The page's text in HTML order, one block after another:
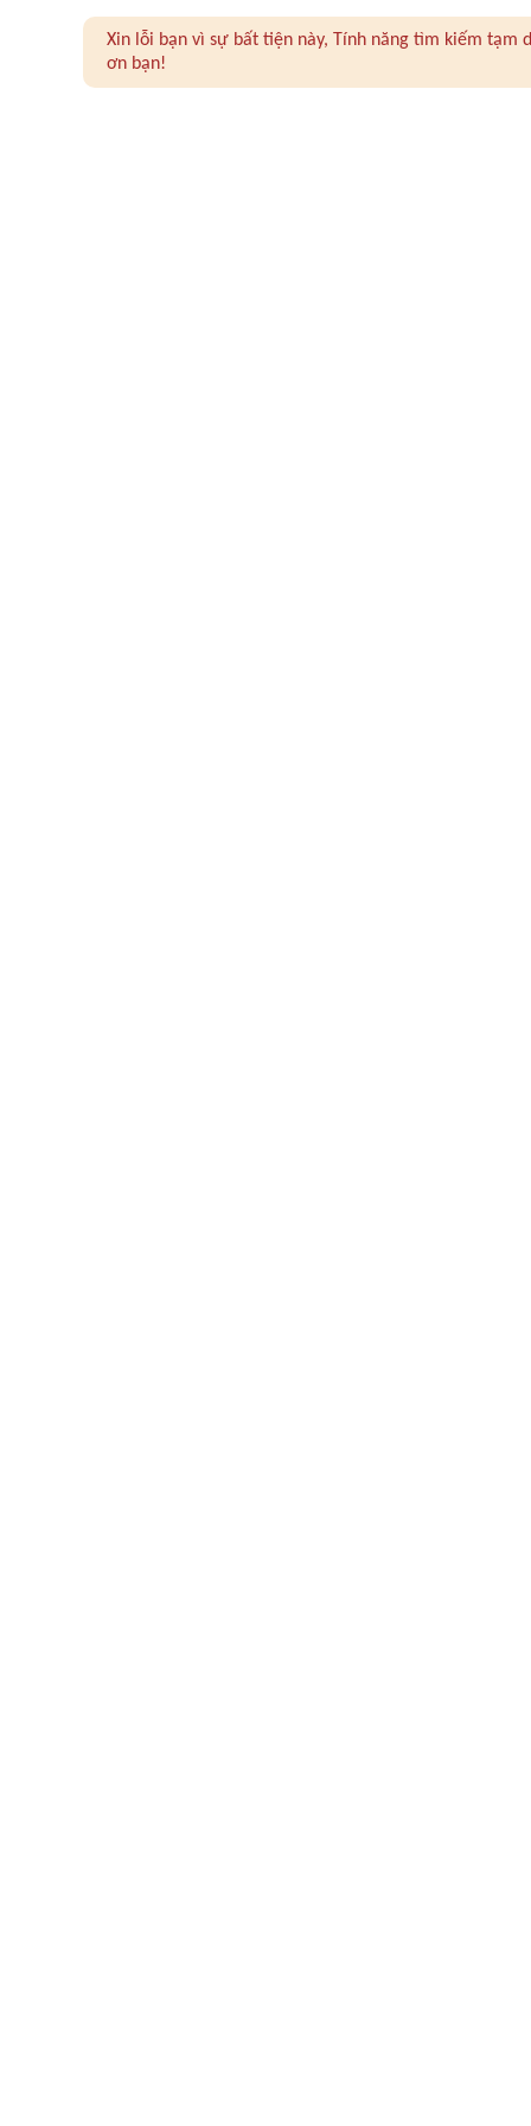
Xin lỗi bạn vì sự bất tiện này, Tính năng tìm kiếm
ơn bạn!